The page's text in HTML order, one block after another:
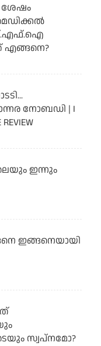
ശേഷം
എങ്ങനെ?
നോബഡി | I
ഇന്നും
ഇങ്ങനെയായി
സ്വപ്നമോ?